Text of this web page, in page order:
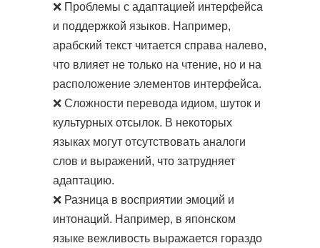
❌ Проблемы с адаптацией интерфейса
и поддержкой языков. Например,
арабский текст читается справа налево,
что влияет не только на чтение, но и на
расположение элементов интерфейса.
❌ Сложности перевода идиом, шуток и
культурных отсылок. В некоторых
языках могут отсутствовать аналоги
слов и выражений, что затрудняет
адаптацию.
❌ Разница в восприятии эмоций и
интонаций. Например, в японском
языке вежливость выражается гораздо